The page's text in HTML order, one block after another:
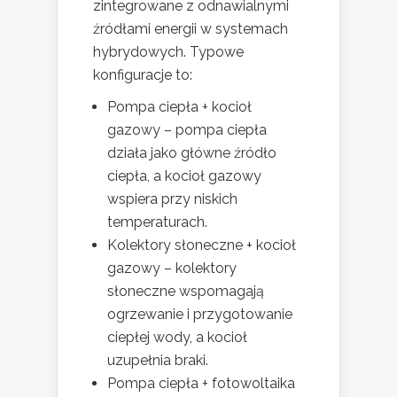
zintegrowane z odnawialnymi
źródłami energii w systemach
hybrydowych. Typowe
konfiguracje to:
Pompa ciepła + kocioł
gazowy – pompa ciepła
działa jako główne źródło
ciepła, a kocioł gazowy
wspiera przy niskich
temperaturach.
Kolektory słoneczne + kocioł
gazowy – kolektory
słoneczne wspomagają
ogrzewanie i przygotowanie
ciepłej wody, a kocioł
uzupełnia braki.
Pompa ciepła + fotowoltaika